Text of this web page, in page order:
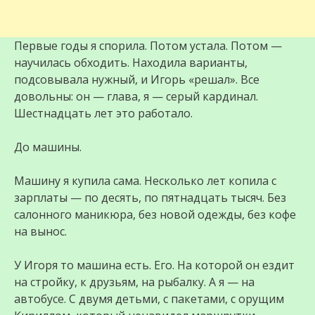
Первые годы я спорила. Потом устала. Потом —
научилась обходить. Находила варианты,
подсовывала нужный, и Игорь «решал». Все
довольны: он — глава, я — серый кардинал.
Шестнадцать лет это работало.
До машины.
Машину я купила сама. Несколько лет копила с
зарплаты — по десять, по пятнадцать тысяч. Без
салонного маникюра, без новой одежды, без кофе
на вынос.
У Игоря то машина есть. Его. На которой он ездит
на стройку, к друзьям, на рыбалку. А я — на
автобусе. С двумя детьми, с пакетами, с орущим